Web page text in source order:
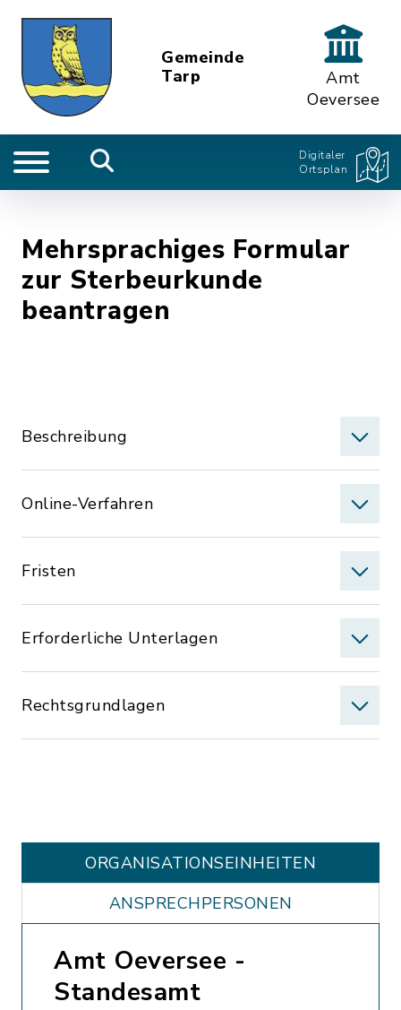
Gemeinde
Tarp
Amt
Oeversee
Digitaler
Ortsplan
Mehrsprachiges Formular
zur Sterbeurkunde
beantragen
Beschreibung
Online-Verfahren
Fristen
Erforderliche Unterlagen
Rechtsgrundlagen
ORGANISATIONS­EINHEITEN
ANSPRECHPERSONEN
Amt Oeversee -
Standesamt